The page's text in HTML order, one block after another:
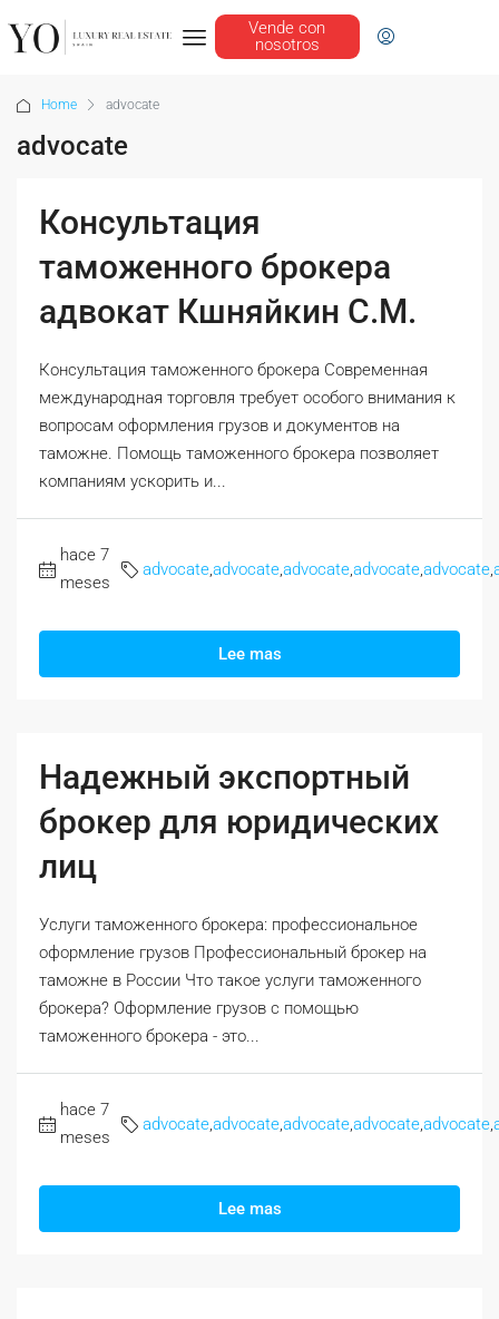
Vende con
nosotros
Home advocate
advocate
Консультация
таможенного брокера
адвокат Кшняйкин С.М.
Консультация таможенного брокера Современная
международная торговля требует особого внимания к
вопросам оформления грузов и документов на
таможне. Помощь таможенного брокера позволяет
компаниям ускорить и...
hace 7
meses
advocateadvocateadvocateadvocateadvocate
Lee mas
Надежный экспортный
брокер для юридических
лиц
Услуги таможенного брокера: профессиональное
оформление грузов Профессиональный брокер на
таможне в России Что такое услуги таможенного
брокера? Оформление грузов с помощью
таможенного брокера - это...
hace 7
meses
advocateadvocateadvocateadvocateadvocate
Lee mas